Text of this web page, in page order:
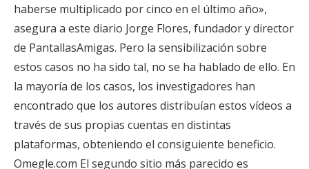
haberse multiplicado por cinco en el último año»,
asegura a este diario Jorge Flores, fundador y director
de PantallasAmigas. Pero la sensibilización sobre
estos casos no ha sido tal, no se ha hablado de ello. En
la mayoría de los casos, los investigadores han
encontrado que los autores distribuían estos vídeos a
través de sus propias cuentas en distintas
plataformas, obteniendo el consiguiente beneficio.
Omegle.com El segundo sitio más parecido es